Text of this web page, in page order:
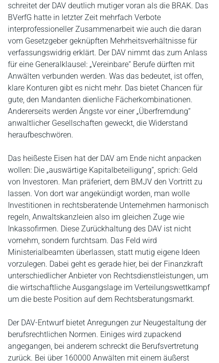
schreitet der DAV deutlich mutiger voran als die BRAK. Das
BVerfG hatte in letzter Zeit mehrfach Verbote
interprofessioneller Zusammenarbeit wie auch die daran
vom Gesetzgeber geknüpften Mehrheitsverhältnisse für
verfassungswidrig erklärt. Der DAV nimmt das zum Anlass
für eine Generalklausel: „Vereinbare“ Berufe dürften mit
Anwälten verbunden werden. Was das bedeutet, ist offen,
klare Konturen gibt es nicht mehr. Das bietet Chancen für
gute, den Mandanten dienliche Fächerkombinationen.
Andererseits werden Ängste vor einer „Überfremdung“
anwaltlicher Gesellschaften geweckt, die Widerstand
heraufbeschwören.
Das heißeste Eisen hat der DAV am Ende nicht anpacken
wollen: Die „auswärtige Kapitalbeteiligung“, sprich: Geld
von Investoren. Man präferiert, dem BMJV den Vortritt zu
lassen. Von dort war angekündigt worden, man wolle
Investitionen in rechtsberatende Unternehmen harmonisch
regeln, Anwaltskanzleien also im gleichen Zuge wie
Inkassofirmen. Diese Zurückhaltung des DAV ist nicht
vornehm, sondern furchtsam. Das Feld wird
Ministerialbeamten überlassen, statt mutig eigene Ideen
vorzulegen. Dabei geht es gerade hier, bei der Finanzkraft
unterschiedlicher Anbieter von Rechtsdienstleistungen, um
die wirtschaftliche Ausgangslage im Verteilungswettkampf
um die beste Position auf dem Rechtsberatungsmarkt.
Der DAV-Entwurf bietet Anregungen zur Neugestaltung der
berufsrechtlichen Normen. Einiges wird zupackend
angegangen, bei anderem schreckt die Berufsvertretung
zurück. Bei über 160000 Anwälten mit einem äußerst